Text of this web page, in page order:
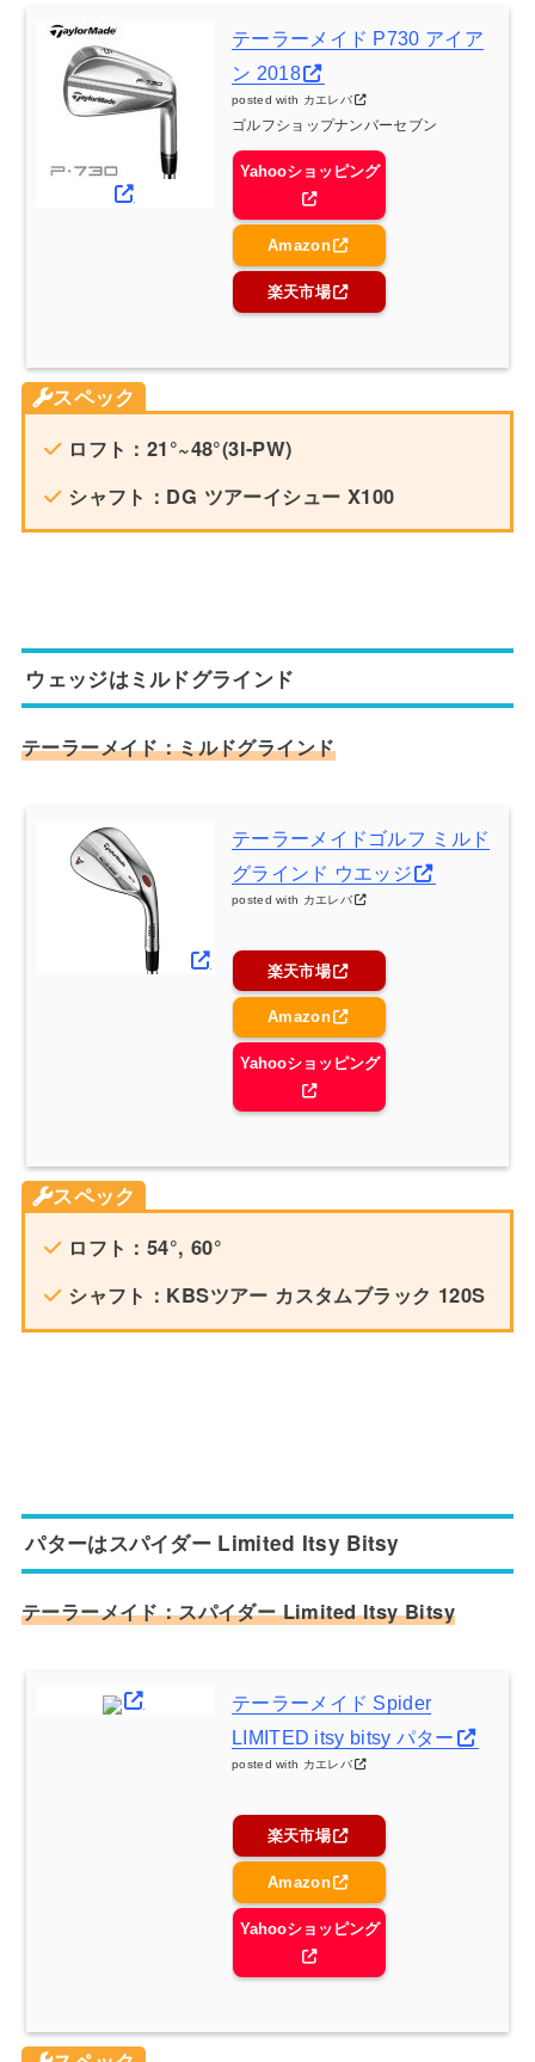
テーラーメイド P730 アイア
ン 2018
posted with カエレバ
ゴルフショップナンバーセブン
Yahooショッピング
Amazon
楽天市場
スペック
ロフト：21°~48°(3I-PW)
シャフト：DG ツアーイシュー X100
ウェッジはミルドグラインド
テーラーメイド：ミルドグラインド
テーラーメイドゴルフ ミルド
グラインド ウエッジ
posted with カエレバ
楽天市場
Amazon
Yahooショッピング
スペック
ロフト：54°, 60°
シャフト：KBSツアー カスタムブラック 120S
パターはスパイダー Limited Itsy Bitsy
テーラーメイド：スパイダー Limited Itsy Bitsy
テーラーメイド Spider
LIMITED itsy bitsy パター
posted with カエレバ
楽天市場
Amazon
Yahooショッピング